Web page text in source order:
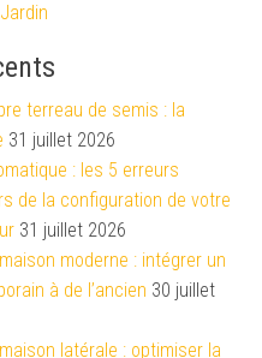
terreau de semis : la
31 juillet 2026
: les 5 erreurs
de la configuration de votre
31 juillet 2026
moderne : intégrer un
à de l’ancien 30 juillet
latérale : optimiser la